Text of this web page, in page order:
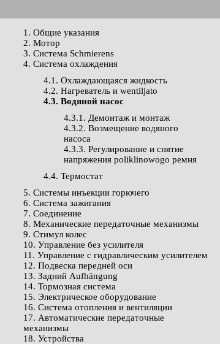
1. Общие указания
2. Мотор
3. Система Schmierens
4. Система охлаждения
4.1. Охлаждающаяся жидкость
4.2. Нагреватель и wentiljato
4.3. Водяной насос
4.3.1. Демонтаж и монтаж
4.3.2. Возмещение водяного
насоса
4.3.3. Регулирование и снятие
напряжения poliklinowogo ремня
4.4. Термостат
5. Системы инъекции горючего
6. Система зажигания
7. Соединение
8. Механические передаточные механизмы
9. Стимул колес
10. Управление без усилителя
11. Управление с гидравлическим усилителем
12. Подвеска передней оси
13. Задний Aufhängung
14. Тормозная система
15. Электрическое оборудование
16. Система отопления и вентиляции
17. Автоматические передаточные
механизмы
18. Устройства